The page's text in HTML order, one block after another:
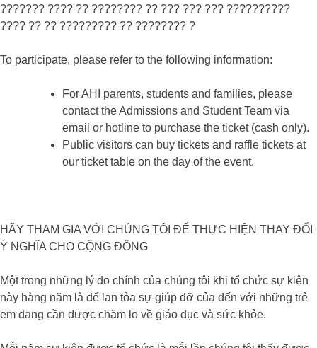
??????? ???? ?? ???????? ?? ??? ??? ??? ??????????
???? ?? ?? ????????? ?? ???????? ?
To participate, please refer to the following information:
For AHI parents, students and families, please
contact the Admissions and Student Team via
email or hotline to purchase the ticket (cash only).
Public visitors can buy tickets and raffle tickets at
our ticket table on the day of the event.
HÃY THAM GIA VỚI CHÚNG TÔI ĐỂ THỰC HIỆN THAY ĐỔI
Ý NGHĨA CHO CỘNG ĐỒNG
Một trong những lý do chính của chúng tôi khi tổ chức sự kiện
này hàng năm là để lan tỏa sự giúp đỡ của đến với những trẻ
em đang cần được chăm lo về giáo dục và sức khỏe.